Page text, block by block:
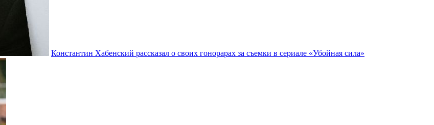
Константин Хабенский рассказал о своих гонорарах за съемки в сериале «Убойная сила»